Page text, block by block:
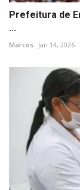
Prefeitura de
...
Marcos Jan 14, 2026